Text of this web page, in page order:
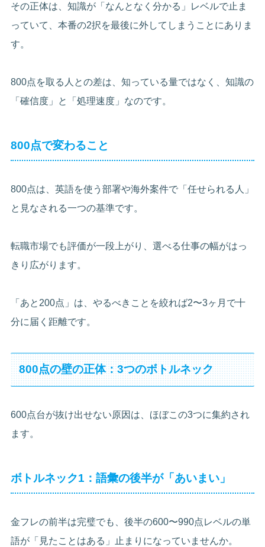
その正体は、知識が「なんとなく分かる」レベルで止ま
っていて、本番の2択を最後に外してしまうことにありま
す。
800点を取る人との差は、知っている量ではなく、知識の
「確信度」と「処理速度」なのです。
800点で変わること
800点は、英語を使う部署や海外案件で「任せられる人」
と見なされる一つの基準です。
転職市場でも評価が一段上がり、選べる仕事の幅がはっ
きり広がります。
「あと200点」は、やるべきことを絞れば2〜3ヶ月で十
分に届く距離です。
800点の壁の正体：3つのボトルネック
600点台が抜け出せない原因は、ほぼこの3つに集約され
ます。
ボトルネック1：語彙の後半が「あいまい」
金フレの前半は完璧でも、後半の600〜990点レベルの単
語が「見たことはある」止まりになっていませんか。